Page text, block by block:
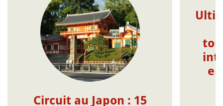
Circuit au Japon : 15